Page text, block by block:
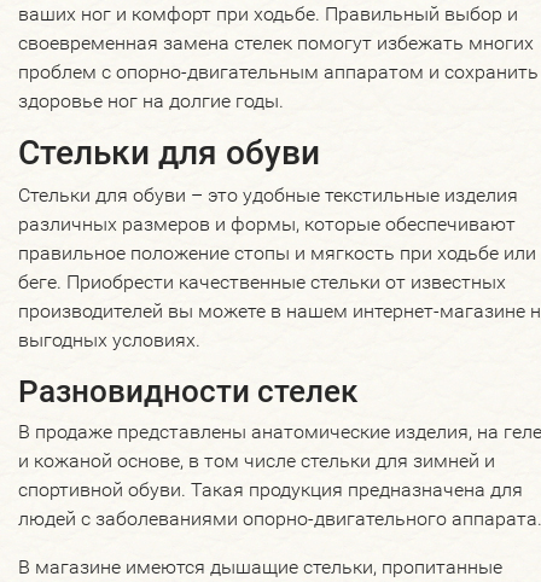
ваших ног и комфорт при ходьбе. Правильный выбор и
своевременная замена стелек помогут избежать многих
проблем с опорно-двигательным аппаратом и сохранить
здоровье ног на долгие годы.
Стельки для обуви
Стельки для обуви – это удобные текстильные изделия
различных размеров и формы, которые обеспечивают
правильное положение стопы и мягкость при ходьбе или
беге. Приобрести качественные стельки от известных
производителей вы можете в нашем интернет-магазине
выгодных условиях.
Разновидности стелек
В продаже представлены анатомические изделия, на
и кожаной основе, в том числе стельки для зимней и
спортивной обуви. Такая продукция предназначена для
людей с заболеваниями опорно-двигательного аппарата.
В магазине имеются дышащие стельки, пропитанные